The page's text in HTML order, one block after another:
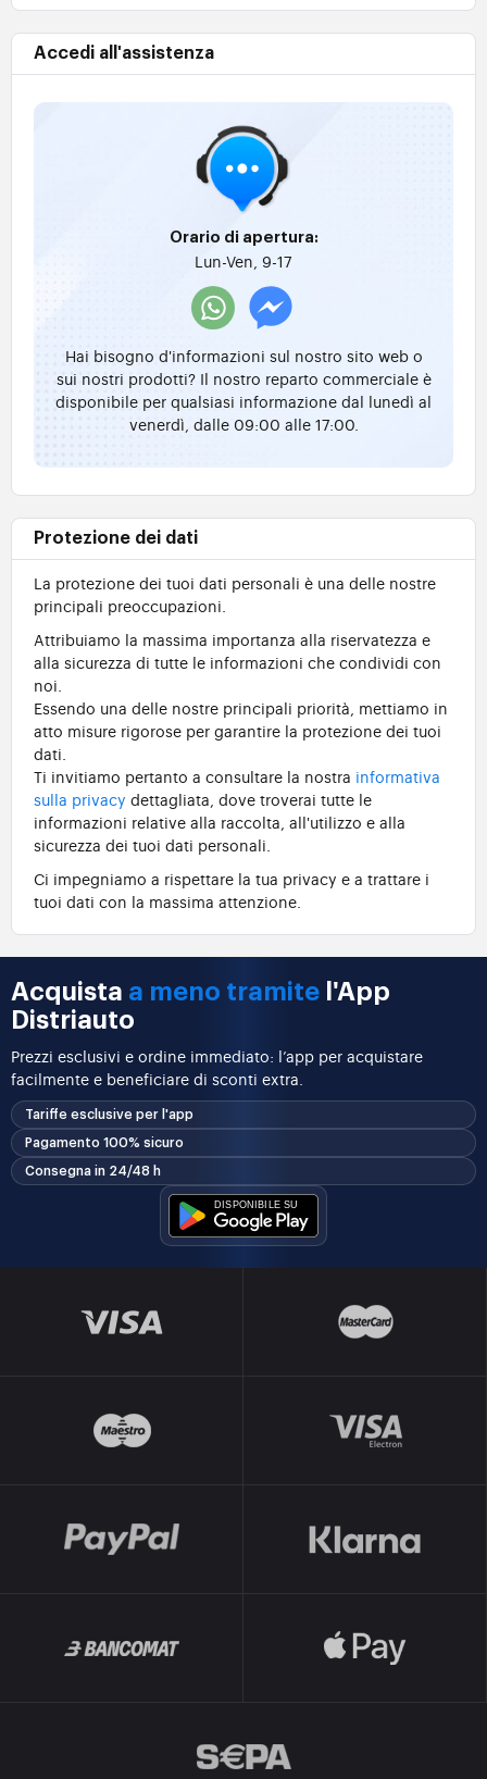
Accedi all'assistenza
Orario di apertura:
Lun-Ven, 9-17
Hai bisogno d'informazioni sul nostro sito web o
sui nostri prodotti? Il nostro reparto commerciale è
disponibile per qualsiasi informazione dal lunedì al
venerdì, dalle 09:00 alle 17:00.
Protezione dei dati
La protezione dei tuoi dati personali è una delle nostre
principali preoccupazioni.
Attribuiamo la massima importanza alla riservatezza e
alla sicurezza di tutte le informazioni che condividi con
noi.
Essendo una delle nostre principali priorità, mettiamo in
atto misure rigorose per garantire la protezione dei tuoi
dati.
Ti invitiamo pertanto a consultare la nostra informativa
sulla privacy dettagliata, dove troverai tutte le
informazioni relative alla raccolta, all'utilizzo e alla
sicurezza dei tuoi dati personali.
Ci impegniamo a rispettare la tua privacy e a trattare i
tuoi dati con la massima attenzione.
Acquista a meno tramite l'App
Distriauto
Prezzi esclusivi e ordine immediato: l’app per acquistare
facilmente e beneficiare di sconti extra.
Tariffe esclusive per l'app
Pagamento 100% sicuro
Consegna in 24/48 h